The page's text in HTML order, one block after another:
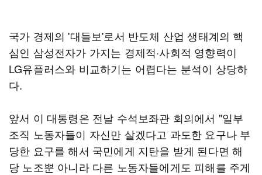
국가 경제의 '대들보'로서 반도체 산업 생태계의 핵
심인 삼성전자가 가지는 경제적·사회적 영향력이
LG유플러스와 비교하기는 어렵다는 분석이 상당하
다.
앞서 이 대통령은 전날 수석보좌관 회의에서 "일부
조직 노동자들이 자신만 살겠다고 과도한 요구나 부
당한 요구를 해서 국민에게 지탄을 받게 된다면 해
당 노조뿐 아니라 다른 노동자들에게도 피해를 주게